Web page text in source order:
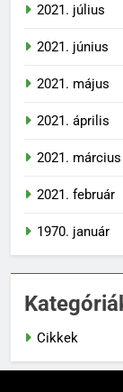
2021. július
2021. június
2021. május
2021. április
2021. március
2021. február
1970. január
Cikkek